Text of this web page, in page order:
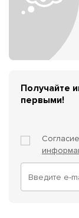
Получайте
первыми!